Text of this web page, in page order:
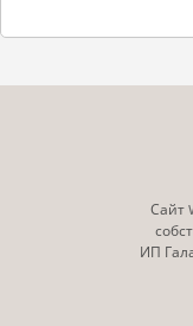
Сайт
ИП